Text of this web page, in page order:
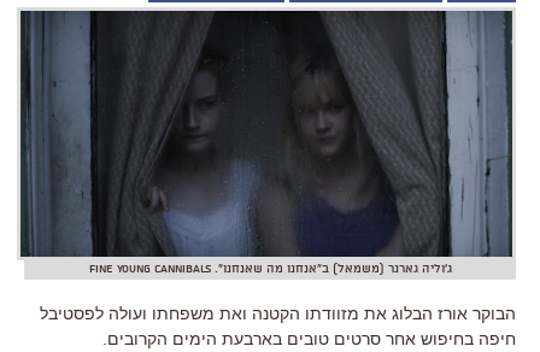
ג'וליה גארנר (משמאל) ב"אנחנו מה שאנחנו". Fine Young Cannibals
הבוקר אורז הבלוג את מזוודתו הקטנה ואת משפחתו ועולה לפסטיבל
חיפה בחיפוש אחר סרטים טובים בארבעת הימים הקרובים.